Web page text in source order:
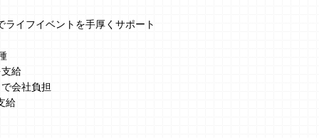
イフイベントを手厚くサポート
給
会社負担
給